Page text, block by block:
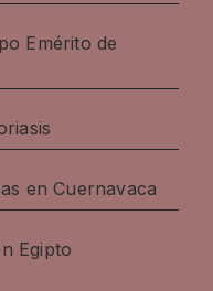
Emérito de
en Cuernavaca
Egipto